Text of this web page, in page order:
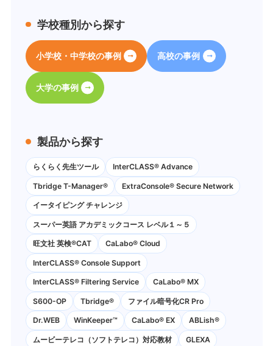
学校種別から探す
小学校・中学校の事例 高校の事例
大学の事例
製品から探す
らくらく先生ツール InterCLASS® Advance
Tbridge T-Manager® ExtraConsole® Secure Network
イータイピング チャレンジ
スーパー英語 アカデミックコース レベル１～５
旺文社 英検®CAT CaLabo®︎ Cloud
InterCLASS®︎ Console Support
InterCLASS®︎ Filtering Service CaLabo® MX
S600-OP Tbridge® ファイル暗号化CR Pro
Dr.WEB WinKeeper™ CaLabo® EX ABLish®
ムービーテレコ（ソフトテレコ）対応教材 GLEXA